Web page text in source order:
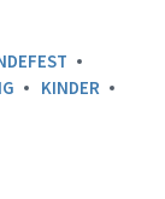
KINDER